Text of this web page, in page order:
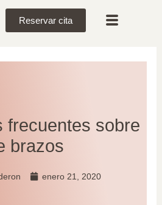
Reservar cita
frecuentes sobre
brazos
enero 21, 2020